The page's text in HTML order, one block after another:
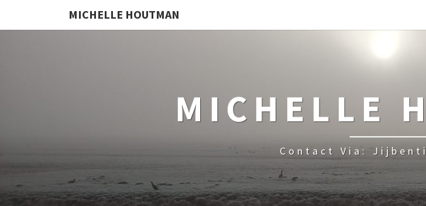
MICHELLE HOUTMAN
MICHELLE
Contact Via: